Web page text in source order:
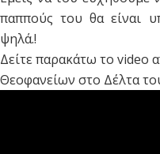
παππούς του θα είναι
ψηλά.!
Δείτε παρακάτω το video
Θεοφανείων στο Δέλτα